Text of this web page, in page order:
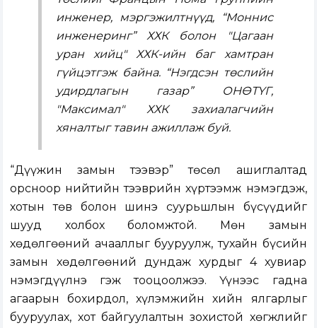
инженер, мэргэжилтнүүд, “Моннис
инженеринг” ХХК болон "Цагаан
уран хийц" ХХК-ийн баг хамтран
гүйцэтгэж байна. “Нэгдсэн төслийн
удирдлагын газар” ОНӨТҮГ,
"Максимал" ХХК захиалагчийн
хяналтыг тавин ажиллаж буй.
“Дүүжин замын тээвэр” төсөл ашиглалтад
орсноор нийтийн тээврийн хүртээмж нэмэгдэж,
хотын төв болон шинэ суурьшлын бүсүүдийг
шууд холбох боломжтой. Мөн замын
хөдөлгөөний ачааллыг бууруулж, тухайн бүсийн
замын хөдөлгөөний дундаж хурдыг 4 хувиар
нэмэгдүүлнэ гэж тооцоолжээ. Үүнээс гадна
агаарын бохирдол, хүлэмжийн хийн ялгарлыг
бууруулах, хот байгуулалтын зохистой хөгжлийг